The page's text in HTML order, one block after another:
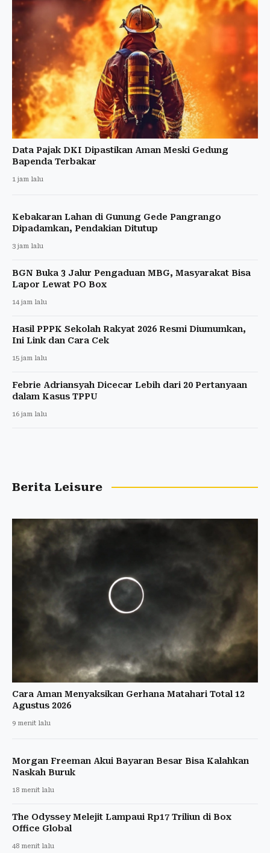
Data Pajak DKI Dipastikan Aman Meski Gedung
Bapenda Terbakar
1 jam lalu
Kebakaran Lahan di Gunung Gede Pangrango
Dipadamkan, Pendakian Ditutup
3 jam lalu
BGN Buka 3 Jalur Pengaduan MBG, Masyarakat Bisa
Lapor Lewat PO Box
14 jam lalu
Hasil PPPK Sekolah Rakyat 2026 Resmi Diumumkan,
Ini Link dan Cara Cek
15 jam lalu
Febrie Adriansyah Dicecar Lebih dari 20 Pertanyaan
dalam Kasus TPPU
16 jam lalu
Berita Leisure
Cara Aman Menyaksikan Gerhana Matahari Total 12
Agustus 2026
9 menit lalu
Morgan Freeman Akui Bayaran Besar Bisa Kalahkan
Naskah Buruk
18 menit lalu
The Odyssey Melejit Lampaui Rp17 Triliun di Box
Office Global
48 menit lalu